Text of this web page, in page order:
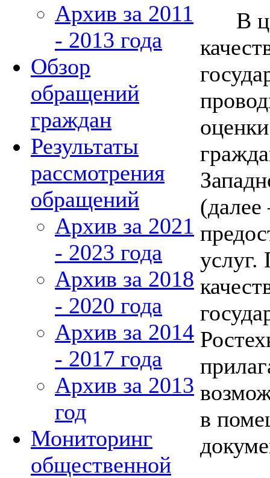
Архив за 2011
- 2013 года
Обзор
обращений
граждан
Результаты
рассмотрения
обращений
Архив за 2021
- 2023 года
Архив за 2018
- 2020 года
Архив за 2014
- 2017 года
Архив за 2013
год
Мониторинг
общественной
В
услуг.
в